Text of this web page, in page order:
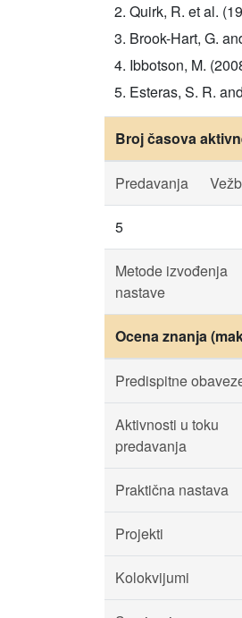
Quirk, R. et al.
Brook-Hart, G.
Ibbotson, M.
Esteras, S. R.
Broj časova
Predavanja
5
Metode izvođenja
nastave
Ocena znanja
Predispitne
Aktivnosti u toku
predavanja
Praktična nastava
Projekti
Kolokvijumi